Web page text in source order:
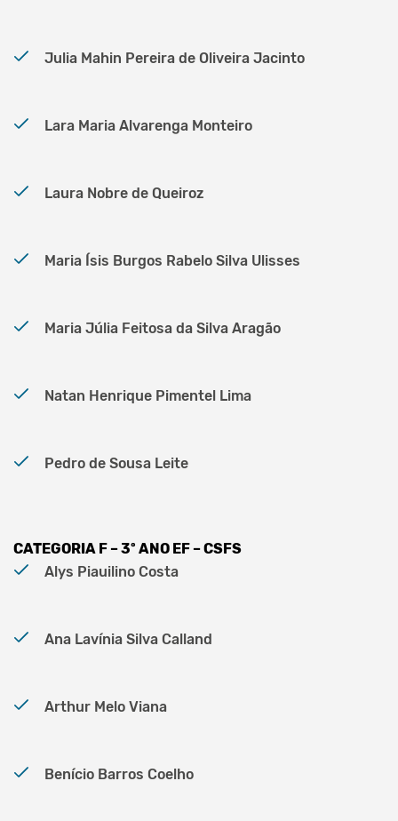
Julia Mahin Pereira de Oliveira Jacinto
Lara Maria Alvarenga Monteiro
Laura Nobre de Queiroz
Maria Ísis Burgos Rabelo Silva Ulisses
Maria Júlia Feitosa da Silva Aragão
Natan Henrique Pimentel Lima
Pedro de Sousa Leite
CATEGORIA F – 3º ANO EF – CSFS
Alys Piauilino Costa
Ana Lavínia Silva Calland
Arthur Melo Viana
Benício Barros Coelho